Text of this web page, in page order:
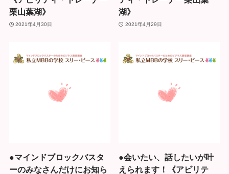
栗山葉湖》
2021年4月30日
湖》
2021年4月29日
●マインドブロックバスタ
ーのみなさんだけにお知ら
●会いたい、話したいが叶
えられます！《アビリテ